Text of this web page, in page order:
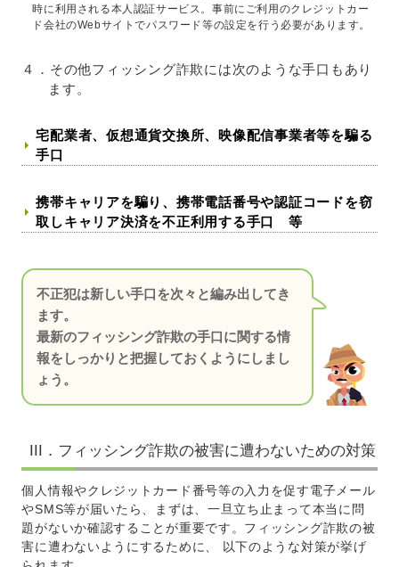
時に利用される本人認証サービス。事前にご利用のクレジットカー
ド会社のWebサイトでパスワード等の設定を行う必要があります。
４．その他フィッシング詐欺には次のような手口もあり
ます。
宅配業者、仮想通貨交換所、映像配信事業者等を騙る
手口
携帯キャリアを騙り、携帯電話番号や認証コードを窃
取しキャリア決済を不正利用する手口 等
不正犯は新しい手口を次々と編み出してき
ます。
最新のフィッシング詐欺の手口に関する情
報をしっかりと把握しておくようにしまし
ょう。
III．フィッシング詐欺の被害に遭わないための対策
個人情報やクレジットカード番号等の入力を促す電子メール
やSMS等が届いたら、まずは、一旦立ち止まって本当に問
題がないか確認することが重要です。フィッシング詐欺の被
害に遭わないようにするために、 以下のような対策が挙げ